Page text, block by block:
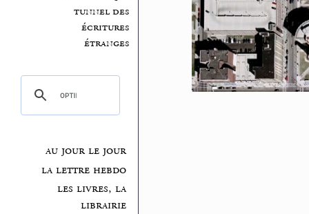
tunnel des
écritures
étranges
au jour le jour
la lettre hebdo
les livres, la
librairie